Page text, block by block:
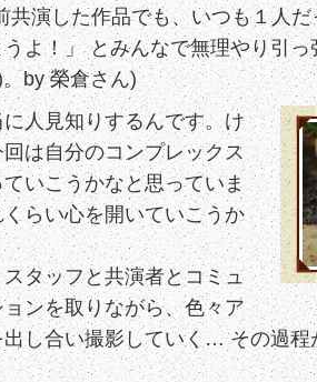
共演した作品でも、いつも１人
よ！」 とみんなで無理やり引
by 榮倉さん)
人見知りするんです。け
は自分のコンプレックス
いこうかなと思っていま
らい心を開いていこうか
タッフと共演者とコミュ
ンを取りながら、色々ア
出し合い撮影していく… その過程